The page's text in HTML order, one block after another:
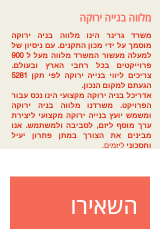
משרד גרינר הינו מלווה בניה ירוקה
מוסמך על ידי מכון התקנים. עם ניסיון של
למעלה מעשור המשרד מלווה מעל ל 900
פרוייקטים בכל רחבי הארץ ובעולם.
צריכים ליווי בנייה ירוקה לפי תקן 5281
הגעתם למקום הנכון.
אדריכל בניה ירוקה מקצועי הינו נכס עבור
הפרויקט. משרדנו מלווה בניה ירוקה
ומשמש יועץ בנייה ירוקה מקצועי ליצירת
ערך מוסף ליזם, לסביבה ולמשתמש. אנו
מבינים את הצורך במתן פתרון יעיל
וחסכוני ליזמים.
מלווה בנייה ירוקה